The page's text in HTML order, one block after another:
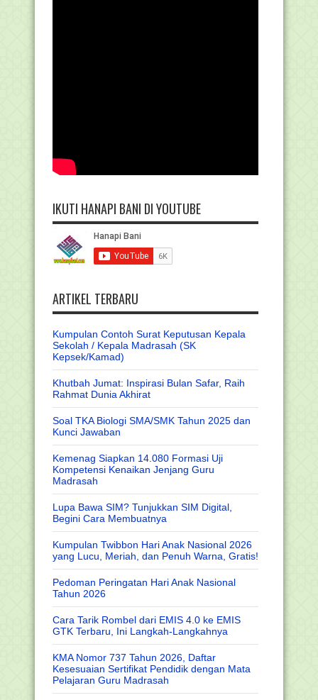
IKUTI HANAPI BANI DI YOUTUBE
ARTIKEL TERBARU
Kumpulan Contoh Surat Keputusan Kepala
Sekolah / Kepala Madrasah (SK
Kepsek/Kamad)
Khutbah Jumat: Inspirasi Bulan Safar, Raih
Rahmat Dunia Akhirat
Soal TKA Biologi SMA/SMK Tahun 2025 dan
Kunci Jawaban
Kemenag Siapkan 14.080 Formasi Uji
Kompetensi Kenaikan Jenjang Guru
Madrasah
Lupa Bawa SIM? Tunjukkan SIM Digital,
Begini Cara Membuatnya
Kumpulan Twibbon Hari Anak Nasional 2026
yang Lucu, Meriah, dan Penuh Warna, Gratis!
Pedoman Peringatan Hari Anak Nasional
Tahun 2026
Cara Tarik Rombel dari EMIS 4.0 ke EMIS
GTK Terbaru, Ini Langkah-Langkahnya
KMA Nomor 737 Tahun 2026, Daftar
Kesesuaian Sertifikat Pendidik dengan Mata
Pelajaran Guru Madrasah